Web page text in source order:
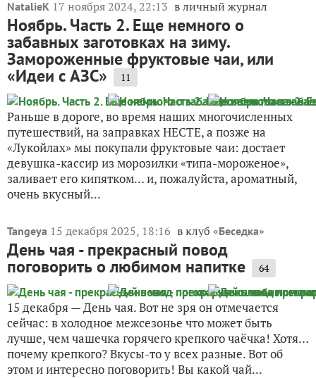
NatalieK 17 ноября 2024, 22:13 в личный журнал
Ноябрь. Часть 2. Еще немного о
забавных заготовках на зиму.
Замороженные фруктовые чаи, или
«Идеи с АЗС» 11
Раньше в дороге, во время наших многочисленных
путешествий, на заправках НЕСТЕ, а позже на
«Лукойлах» мы покупали фруктовые чаи: достает
девушка-кассир из морозилки «типа-мороженое»,
заливает его кипятком… и, пожалуйста, ароматный,
очень вкусный...
Tangeya 15 декабря 2025, 18:16 в клуб «Беседка»
День чая - прекрасный повод
поговорить о любимом напитке 64
15 декабря — День чая. Вот не зря он отмечается
сейчас: в холодное межсезонье что может быть
лучше, чем чашечка горячего крепкого чаёчка! Хотя…
почему крепкого? Вкусы-то у всех разные. Вот об
этом и интересно поговорить! Вы какой чай...